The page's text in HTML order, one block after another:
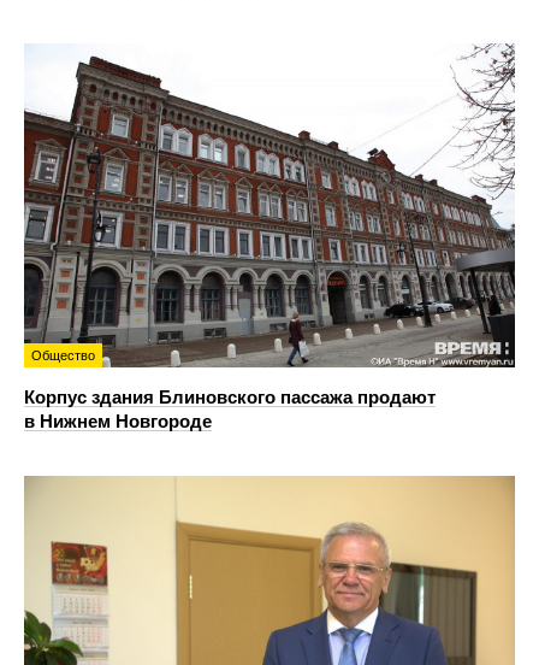
Общество
Корпус здания Блиновского пассажа продают
в Нижнем Новгороде